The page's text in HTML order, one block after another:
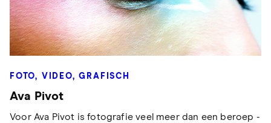
FOTO, VIDEO, GRAFISCH
Ava Pivot
Voor Ava Pivot is fotografie veel meer dan een beroep -